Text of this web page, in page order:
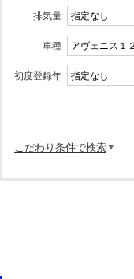
排気量
車種
初度登録年
こだわり条件で検索